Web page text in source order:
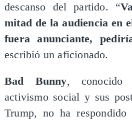
descanso del partido. “
mitad de la audiencia en
fuera anunciante,
escribió un aficionado.
Bad Bunny, conocido
activismo social y sus
Trump, no ha